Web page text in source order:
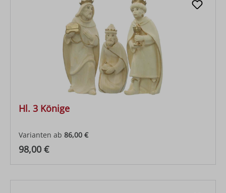
Hl. 3 Könige
Varianten ab 86,00 €
Regulärer Preis:
98,00 €